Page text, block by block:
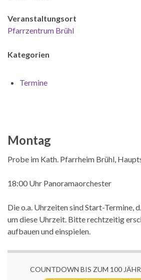
Veranstaltungsort
Pfarrzentrum Brühl
Kategorien
Termine
Montag
Probe im Kath. Pfarrheim Brühl,
18:00 Uhr Panoramaorchester
Die o.a. Uhrzeiten sind Start-Termine,
um diese Uhrzeit. Bitte rechtzeitig
aufbauen und einspielen.
COUNTDOWN BIS ZUM 100